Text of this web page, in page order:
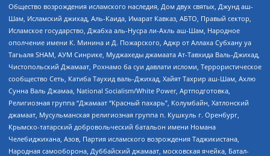
Общество возрождения исламского наследия, Дом двух святых, Джунд аш-
Шам, Исламский джихад, Аль-Каида, Имарат Кавказ, АБТО, Правый сектор,
Исламское государство, Джабха аль-Нусра ли-Ахль аш-Шам, Народное
ополчение имени К. Минина и Д. Пожарского, Аджр от Аллаха Субхану уа
Тагьаля SHAM, АУМ Синрике, Муджахеды джамаата Ат-Тавхида Валь-Джихад,
Чистопольский Джамаат, Рохнамо ба суи давлати исломи, Террористическое
сообщество Сеть, Катиба Таухид валь-Джихад, Хайят Тахрир аш-Шам, Ахлю
Сунна Валь Джамаа, National Socialism/White Power, Артподготовка,
Религиозная группа “Джамаат “Красный пахарь”, Колумбайн, Хатлонский
джамаат, Мусульманская религиозная группа п. Кушкуль г. Оренбург,
Крымско-татарский добровольческий батальон имени Номана
Челебиджихана, Азов, Партия исламского возрождения Таджикистана,
Народная самооборона, Дуббайский джамаат, московская ячейка, Батал-